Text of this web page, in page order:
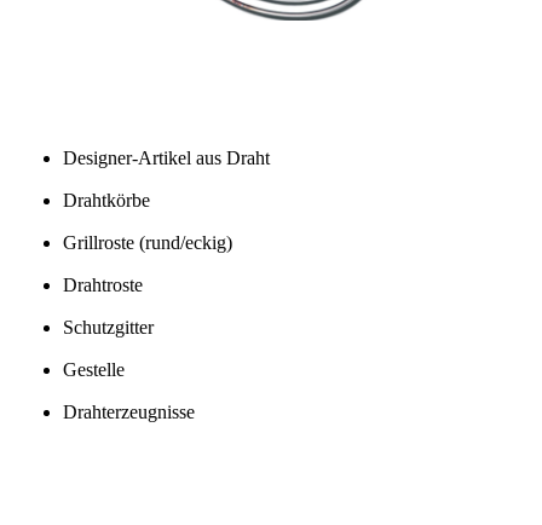
Designer-Artikel aus Draht
Drahtkörbe
Grillroste (rund/eckig)
Drahtroste
Schutzgitter
Gestelle
Drahterzeugnisse